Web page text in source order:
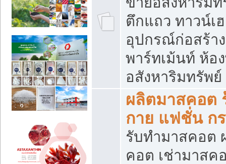
ตึกแถว ทาวน์เ
อุปกรณ์ก่อสร้า
พาร์ทเม้นท์ ห้อ
อสังหาริมทรัพ
ผลิตมาสคอต
กาย แฟชั่น กร
รับทำมาสคอต
คอต เช่ามาสค